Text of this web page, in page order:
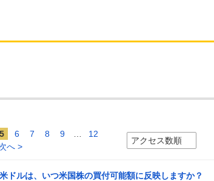
5 6 7 8 9
12
へ >
ドルは、いつ米国株の買付可能額に反映しますか？